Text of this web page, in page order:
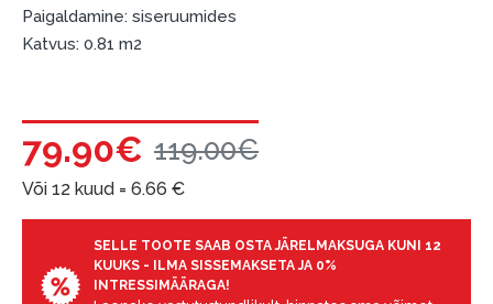
Paigaldamine: siseruumides
Katvus: 0.81 m2
79.90€ 119.00€
Või 12 kuud = 6.66 €
SELLE TOOTE SAAB OSTA JÄRELMAKSUGA KUNI 12
KUUKS - ILMA SISSEMAKSETA JA 0%
INTRESSIMÄÄRAGA!